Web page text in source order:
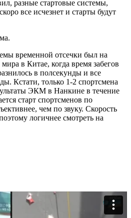
разные стартовые системы,
все исчезнет и старты будут
временной отсечки был на
в Китае, когда время забегов
в полсекунды и все
Кстати, только 1-2 спортсмена
ЭКМ в Нанкине в течение
старт спортсменов по
чем по звуку. Скорость
логичнее смотреть на